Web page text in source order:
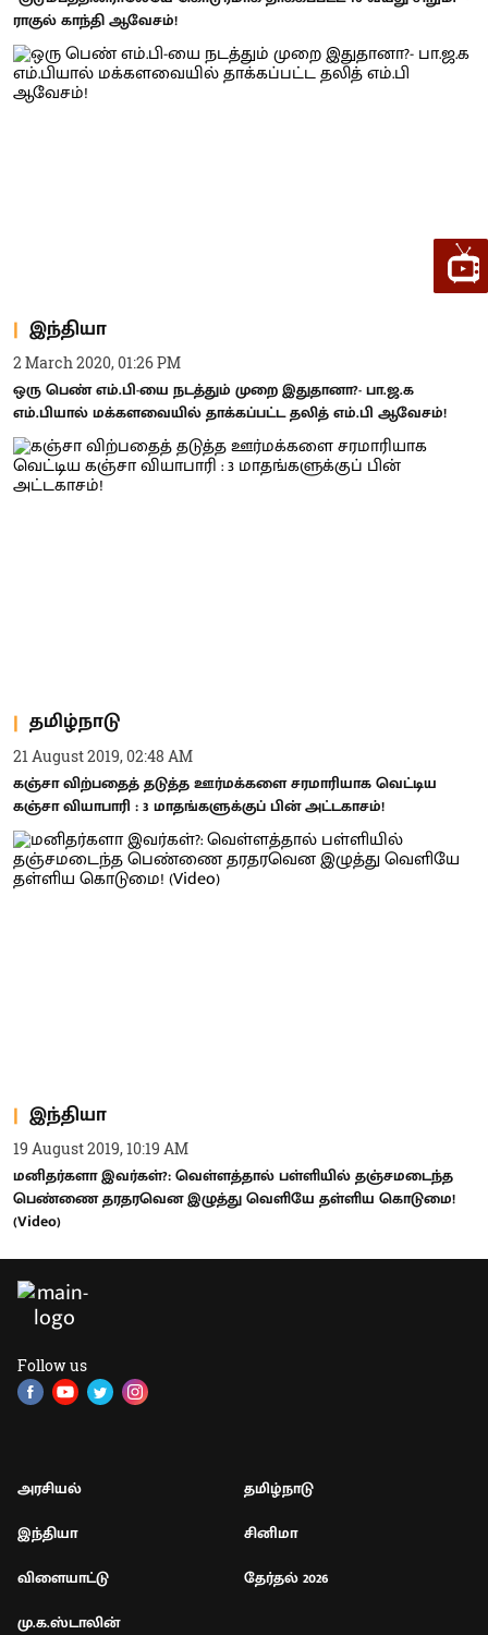
ராகுல் காந்தி ஆவேசம்!
இந்தியா
2 March 2020, 01:26 PM
ஒரு பெண் எம்.பி-யை நடத்தும் முறை இதுதானா?- பா.ஜ.க
எம்.பியால் மக்களவையில் தாக்கப்பட்ட தலித் எம்.பி ஆவேசம்!
தமிழ்நாடு
21 August 2019, 02:48 AM
கஞ்சா விற்பதைத் தடுத்த ஊர்மக்களை சரமாரியாக வெட்டிய
கஞ்சா வியாபாரி : 3 மாதங்களுக்குப் பின் அட்டகாசம்!
இந்தியா
19 August 2019, 10:19 AM
மனிதர்களா இவர்கள்?: வெள்ளத்தால் பள்ளியில் தஞ்சமடைந்த
பெண்ணை தரதரவென இழுத்து வெளியே தள்ளிய கொடுமை!
(Video)
Follow us
அரசியல்
தமிழ்நாடு
இந்தியா
சினிமா
விளையாட்டு
தேர்தல் 2026
மு.க.ஸ்டாலின்